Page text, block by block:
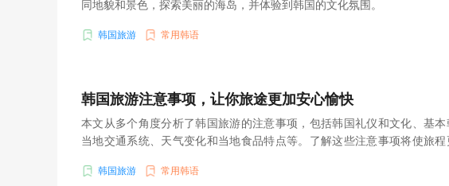
同地貌和景色，探索美丽的海岛，并体验到韩国的文化氛围。
韩国旅游 常用韩语
韩国旅游注意事项，让你旅途更加安心愉快
本文从多个角度分析了韩国旅游的注意事项，包括韩国礼仪和文化、基本
当地交通系统、天气变化和当地食品特点等。了解这些注意事项将使旅程
韩国旅游 常用韩语